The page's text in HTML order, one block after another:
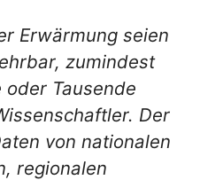
Erwärmung seien
zumindest
Tausende
Der
von nationalen
regionalen